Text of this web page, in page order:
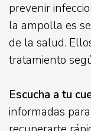
prevenir
la ampolla es
de la salud.
tratamiento
Escucha a tu
informadas